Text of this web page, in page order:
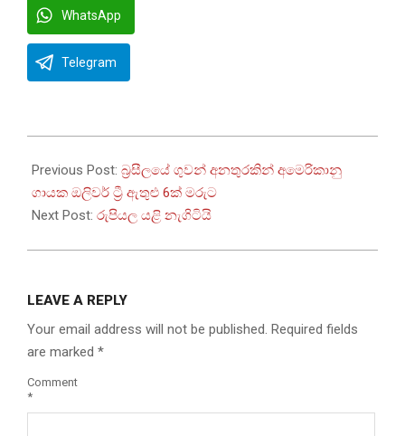
WhatsApp
Telegram
06-
15
Previous Post: බ්‍රසීලයේ ගුවන් අනතුරකින් අමෙරිකානු
ගායක ඔලිවර් ට්‍රී ඇතුළු 6ක් මරුට
Next Post: රුපියල යළි නැගිටියි
LEAVE A REPLY
Your email address will not be published. Required fields
are marked *
Comment
*